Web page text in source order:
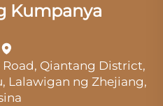
Kumpanya
Road, Qiantang District,
Lalawigan ng Zhejiang,